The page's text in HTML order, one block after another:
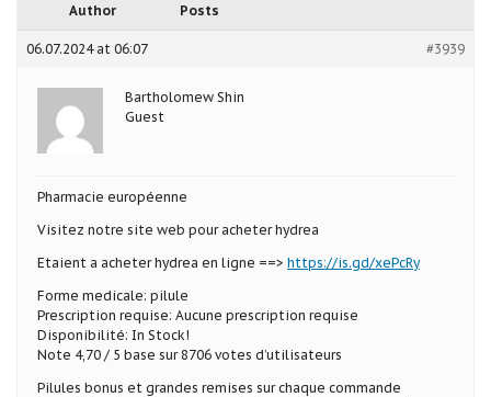
Author Posts
06.07.2024 at 06:07 #3939
Bartholomew Shin
Guest
Pharmacie européenne
Visitez notre site web pour acheter hydrea
Etaient a acheter hydrea en ligne ==> https://is.gd/xePcRy
Forme medicale: pilule
Prescription requise: Aucune prescription requise
Disponibilité: In Stock!
Note 4,70 / 5 base sur 8706 votes d’utilisateurs
Pilules bonus et grandes remises sur chaque commande